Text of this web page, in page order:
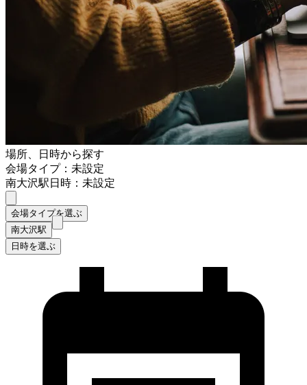
場所、日時から探す
会場タイプ：未設定
南大沢駅日時：未設定
会場タイプを選ぶ
南大沢駅
日時を選ぶ